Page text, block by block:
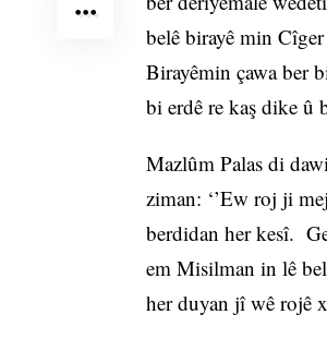
belê birayê min
Birayêmin çawa ber
bi erdê re kaş dike û
Mazlûm Palas di
ziman: ‘’Ew roj ji
berdidan her kesî.
em Misilman in lê
her duyan jî wê rojê